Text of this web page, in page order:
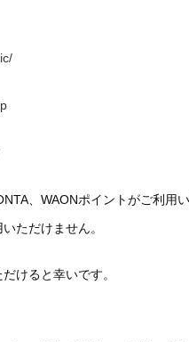
、WAONポイントがご利用
ただけません。
けると幸いです。